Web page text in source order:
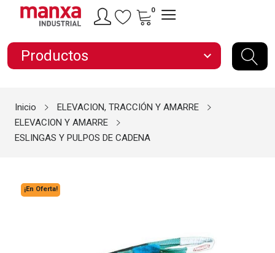
0
Productos expand_more
Inicio
ELEVACION, TRACCIÓN Y AMARRE
ELEVACION Y AMARRE
ESLINGAS Y PULPOS DE CADENA
¡En Oferta!